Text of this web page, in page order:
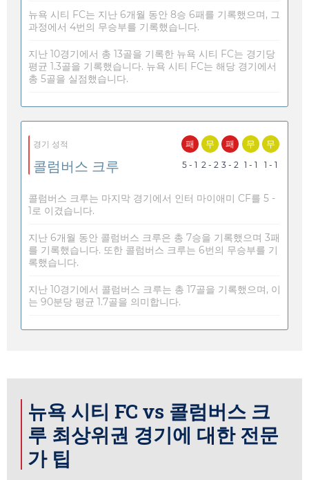
뉴욕 시티 FC는 지난 6개월 동안 8승 6패를 기록했으며, 그
과정에서 4번의 무승부를 기록했습니다.
지난 10경기에서 총 13골을 기록한 뉴욕 시티 FC는 경기당
평균 1.3골을 기록했습니다. 뉴욕 시티 FC는 해당 경기에서
총 5골을 실점했습니다.
경기 성적
콜럼버스 크루
패
5 - 1
무
2 - 2
패
3 - 2
무
1 - 1
무
1 - 1
콜럼버스 크루는 마지막 경기에서 인터 마이애미 CF를 5 -
1로 이겼습니다.
지난 6개월 동안 콜럼버스 크루은 총 7승을 기록했으며 3패
를 기록했습니다. 또한 콜럼버스 크루는 6번의 무승부를 기
록했습니다.
지난 10경기에서 콜럼버스 크루는 총 17골을 기록했으며, 이
는 90분당 평균 1.7골을 의미합니다.
뉴욕 시티 FC vs 콜럼버스 크
루 최상위권 경기에 대한 전문
가 팁